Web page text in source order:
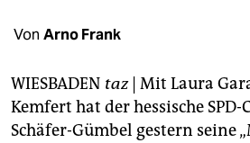
shop
fragen & hilfe
unterstützen
Von Arno Frank
WIESBADEN taz| Mit Laura
Kemfert hat der hessische SPD-
Schäfer-Gümbel gestern seine